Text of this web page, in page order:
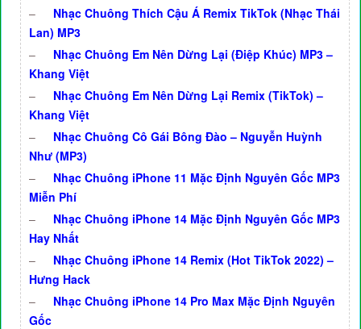
–
Nhạc Chuông Thích Cậu Á Remix TikTok (Nhạc Thái
Lan) MP3
–
Nhạc Chuông Em Nên Dừng Lại (Điệp Khúc) MP3 –
Khang Việt
–
Nhạc Chuông Em Nên Dừng Lại Remix (TikTok) –
Khang Việt
–
Nhạc Chuông Cô Gái Bông Đào – Nguyễn Huỳnh
Như (MP3)
–
Nhạc Chuông iPhone 11 Mặc Định Nguyên Gốc MP3
Miễn Phí
–
Nhạc Chuông iPhone 14 Mặc Định Nguyên Gốc MP3
Hay Nhất
–
Nhạc Chuông iPhone 14 Remix (Hot TikTok 2022) –
Hưng Hack
–
Nhạc Chuông iPhone 14 Pro Max Mặc Định Nguyên
Gốc